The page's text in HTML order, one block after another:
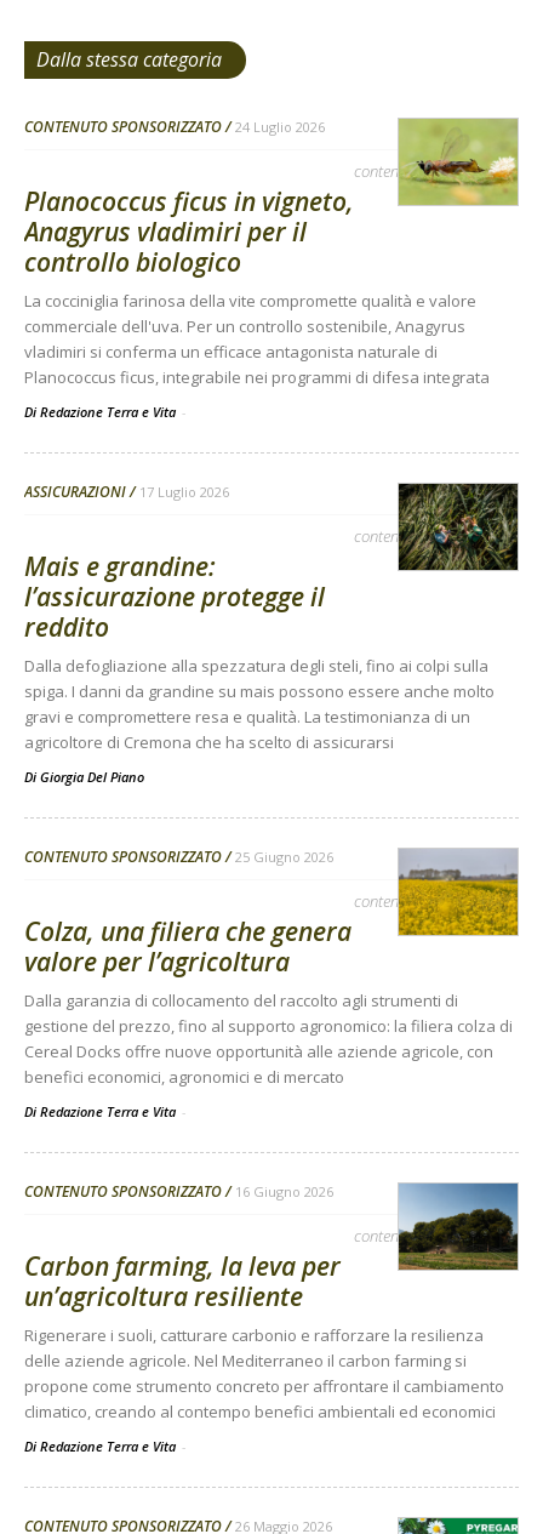
Dalla stessa categoria
CONTENUTO SPONSORIZZATO 24 Luglio 2026
contenuto sponsorizzato
Planococcus ficus in vigneto,
Anagyrus vladimiri per il
controllo biologico
La cocciniglia farinosa della vite compromette qualità e valore
commerciale dell'uva. Per un controllo sostenibile, Anagyrus
vladimiri si conferma un efficace antagonista naturale di
Planococcus ficus, integrabile nei programmi di difesa integrata
Di Redazione Terra e Vita -
ASSICURAZIONI 17 Luglio 2026
contenuto sponsorizzato
Mais e grandine:
l’assicurazione protegge il
reddito
Dalla defogliazione alla spezzatura degli steli, fino ai colpi sulla
spiga. I danni da grandine su mais possono essere anche molto
gravi e compromettere resa e qualità. La testimonianza di un
agricoltore di Cremona che ha scelto di assicurarsi
Di Giorgia Del Piano
CONTENUTO SPONSORIZZATO 25 Giugno 2026
contenuto sponsorizzato
Colza, una filiera che genera
valore per l’agricoltura
Dalla garanzia di collocamento del raccolto agli strumenti di
gestione del prezzo, fino al supporto agronomico: la filiera colza di
Cereal Docks offre nuove opportunità alle aziende agricole, con
benefici economici, agronomici e di mercato
Di Redazione Terra e Vita -
CONTENUTO SPONSORIZZATO 16 Giugno 2026
contenuto sponsorizzato
Carbon farming, la leva per
un’agricoltura resiliente
Rigenerare i suoli, catturare carbonio e rafforzare la resilienza
delle aziende agricole. Nel Mediterraneo il carbon farming si
propone come strumento concreto per affrontare il cambiamento
climatico, creando al contempo benefici ambientali ed economici
Di Redazione Terra e Vita -
CONTENUTO SPONSORIZZATO 26 Maggio 2026